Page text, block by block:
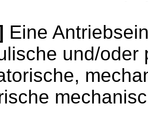
Eine
und/oder